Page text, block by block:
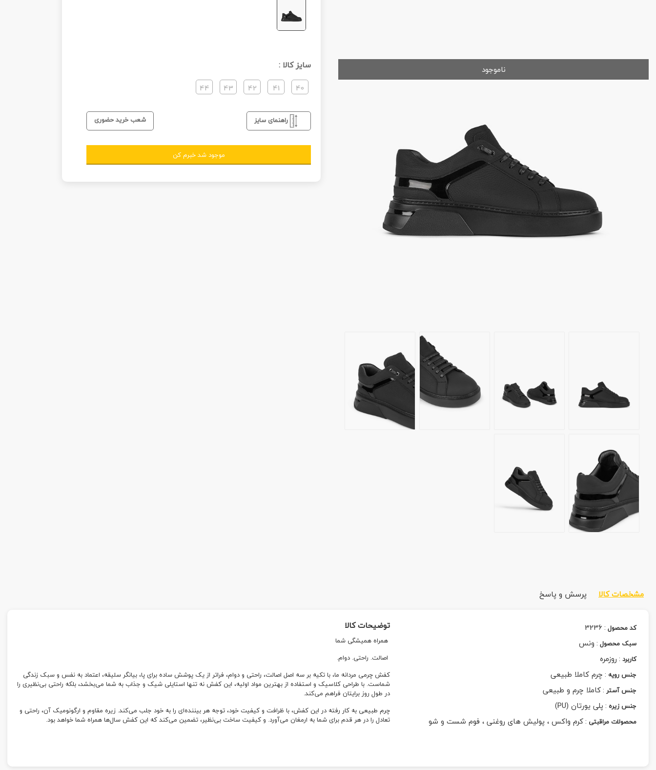
ناموجود سایز کالا :
40
41
42
43
44
راهنمای سایز شعب خرید حضوری
موجود شد خبرم کن
مشخصات کالا پرسش و پاسخ
کد محصول :
3236
سبک محصول :ونس
کاربرد :روزمره
جنس رویه :چرم کاملا طبیعی
جنس آستر :کاملا چرم و طبیعی
جنس زیره :پلی یورتان (PU)
محصولات مراقبتی :کرم واکس ، پولیش های روغنی ، فوم شست و شو
توضیحات کالا
همراه همیشگی شما
اصالت. راحتی. دوام.
کفش چرمی مردانه ما، با تکیه بر سه اصل اصالت، راحتی و دوام، فراتر از یک پوشش ساده برای پا، بیانگر سلیقه، اعتماد به نفس و سبک زندگی
شماست. با طراحی کلاسیک و استفاده از بهترین مواد اولیه، این کفش نه تنها استایلی شیک و جذاب به شما می‌بخشد، بلکه راحتی بی‌نظیری را
در طول روز برایتان فراهم می‌کند.
چرم طبیعی به کار رفته در این کفش، با ظرافت و کیفیت خود، توجه هر بیننده‌ای را به خود جلب می‌کند. زیره مقاوم و ارگونومیک آن، راحتی و
تعادل را در هر قدم برای شما به ارمغان می‌آورد. و کیفیت ساخت بی‌نظیر، تضمین می‌کند که این کفش سال‌ها همراه شما خواهد بود.